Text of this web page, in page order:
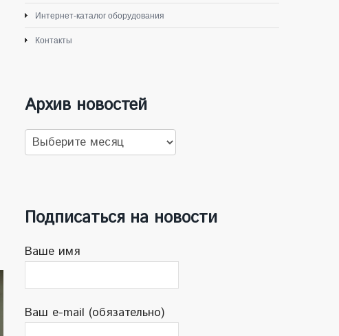
Интернет-каталог оборудования
Контакты
Архив новостей
Архив
новостей
Подписаться на новости
Ваше имя
Ваш e-mail (обязательно)